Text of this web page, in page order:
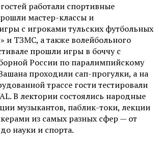
работали спортивные
мастер-классы и
с игроками тульских футбольных
и ТЗМС, а также волейбольного
прошли игры в боччу с
России по паралимпийскому
проходили сап-прогулки, а на
трассе гости тестировали
В лектории состоялись народные
музыкантов, паблик-токи, лекции
из самых разных сфер — от
науки и спорта.